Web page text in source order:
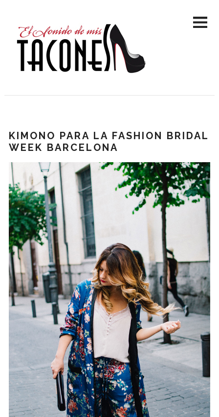
KIMONO PARA LA FASHION BRIDAL
WEEK BARCELONA